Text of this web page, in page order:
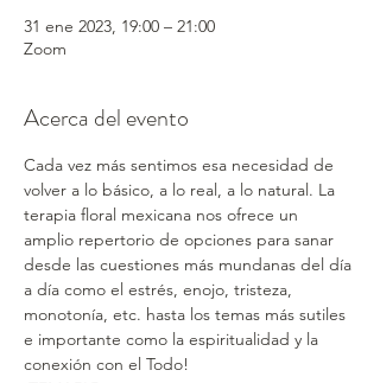
31 ene 2023, 19:00 – 21:00
Zoom
Acerca del evento
Cada vez más sentimos esa necesidad de
volver a lo básico, a lo real, a lo natural. La
terapia floral mexicana nos ofrece un
amplio repertorio de opciones para sanar
desde las cuestiones más mundanas del día
a día como el estrés, enojo, tristeza,
monotonía, etc. hasta los temas más sutiles
e importante como la espiritualidad y la
conexión con el Todo!